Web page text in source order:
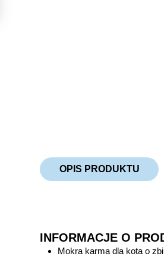
OPIS PRODUKTU
INFORMACJE O
Mokra karma dla kota o